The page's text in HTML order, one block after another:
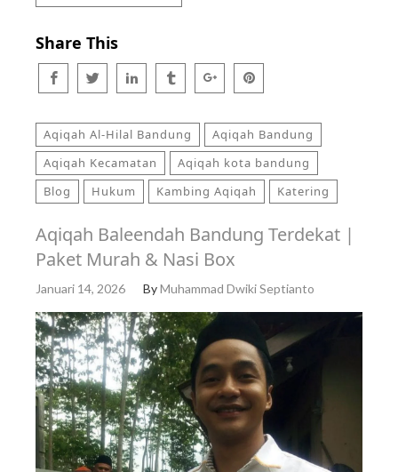
Share This
Aqiqah Al-Hilal Bandung
Aqiqah Bandung
Aqiqah Kecamatan
Aqiqah kota bandung
Blog
Hukum Kambing Aqiqah Katering
Aqiqah Baleendah Bandung Terdekat |
Paket Murah & Nasi Box
Januari 14, 2026 ByMuhammad Dwiki Septianto